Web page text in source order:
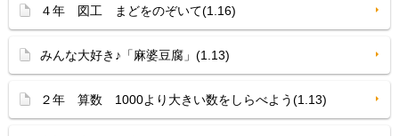
４年 図工 まどをのぞいて(1.16)
みんな大好き♪「麻婆豆腐」(1.13)
２年 算数 1000より大きい数をしらべよう(1.13)